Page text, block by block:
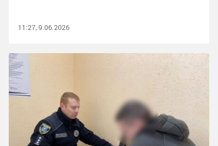
11:27, 9.06.2026